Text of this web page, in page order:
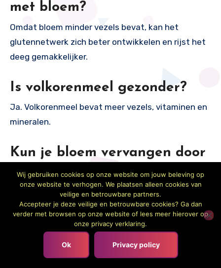
met bloem?
Omdat bloem minder vezels bevat, kan het
glutennetwerk zich beter ontwikkelen en rijst het
deeg gemakkelijker.
Is volkorenmeel gezonder?
Ja. Volkorenmeel bevat meer vezels, vitaminen en
mineralen.
Kun je bloem vervangen door
meel?
Vaak wel, maar houd rekening met een steviger en
minder luchtig eindresultaat.
Samengevat
Het verschil bloem en meel zit vooral in de
Wij gebruiken cookies op onze website om jouw beleving op
onze website te verhogen. We plaatsen alleen cookies van
veilige en betrouwbare partners.
Accepteer je deze veilige en betrouwbare cookies? Ga dan
verder met browsen op onze website of lees meer hierover op
onze privacy verklaring.
Ok Privacy policy